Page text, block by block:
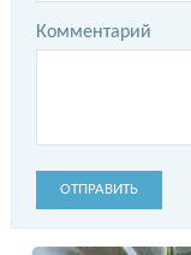
Комментарий
ОТПРАВИТЬ